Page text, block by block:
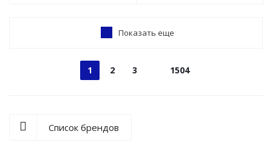
Показать еще
1 2 3 1504
Список брендов